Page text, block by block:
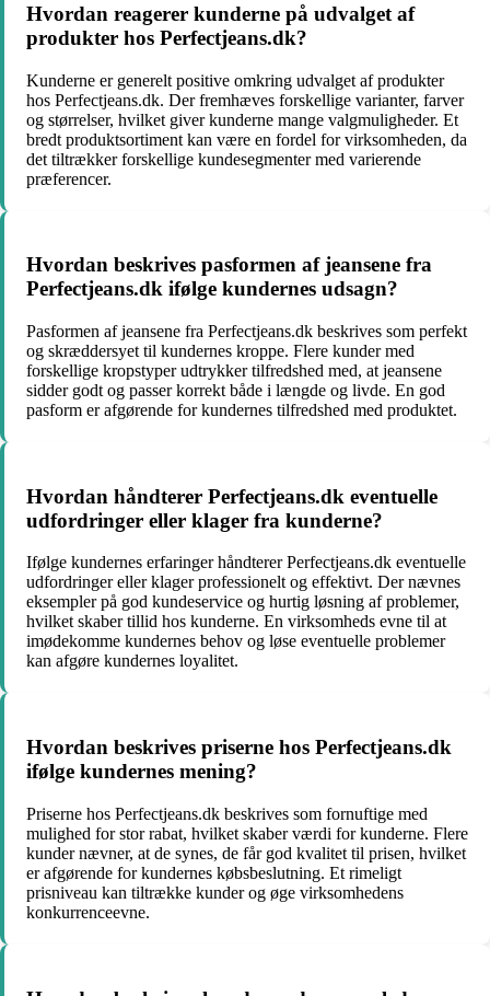
Hvordan reagerer kunderne på udvalget af
produkter hos Perfectjeans.dk?
Kunderne er generelt positive omkring udvalget af produkter
hos Perfectjeans.dk. Der fremhæves forskellige varianter, farver
og størrelser, hvilket giver kunderne mange valgmuligheder. Et
bredt produktsortiment kan være en fordel for virksomheden, da
det tiltrækker forskellige kundesegmenter med varierende
præferencer.
Hvordan beskrives pasformen af jeansene fra
Perfectjeans.dk ifølge kundernes udsagn?
Pasformen af jeansene fra Perfectjeans.dk beskrives som perfekt
og skræddersyet til kundernes kroppe. Flere kunder med
forskellige kropstyper udtrykker tilfredshed med, at jeansene
sidder godt og passer korrekt både i længde og livde. En god
pasform er afgørende for kundernes tilfredshed med produktet.
Hvordan håndterer Perfectjeans.dk eventuelle
udfordringer eller klager fra kunderne?
Ifølge kundernes erfaringer håndterer Perfectjeans.dk eventuelle
udfordringer eller klager professionelt og effektivt. Der nævnes
eksempler på god kundeservice og hurtig løsning af problemer,
hvilket skaber tillid hos kunderne. En virksomheds evne til at
imødekomme kundernes behov og løse eventuelle problemer
kan afgøre kundernes loyalitet.
Hvordan beskrives priserne hos Perfectjeans.dk
ifølge kundernes mening?
Priserne hos Perfectjeans.dk beskrives som fornuftige med
mulighed for stor rabat, hvilket skaber værdi for kunderne. Flere
kunder nævner, at de synes, de får god kvalitet til prisen, hvilket
er afgørende for kundernes købsbeslutning. Et rimeligt
prisniveau kan tiltrække kunder og øge virksomhedens
konkurrenceevne.